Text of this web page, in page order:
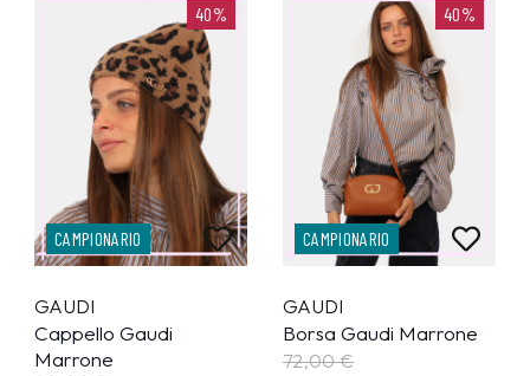
40%
CAMPIONARIO
GAUDI
Cappello Gaudi
Marrone
40%
CAMPIONARIO
GAUDI
Borsa Gaudi Marrone
72,00 €